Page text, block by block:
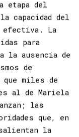
en
etapa del
del
efectiva. La
para
la ausencia de
de
miles de
al de Mariela
las
que, en